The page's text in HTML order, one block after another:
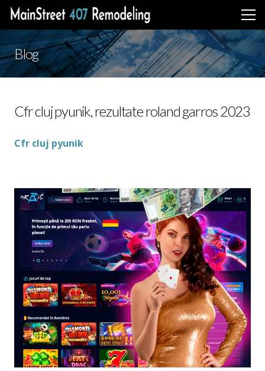
Blog
Cfr cluj pyunik, rezultate roland garros 2023
Cfr cluj pyunik